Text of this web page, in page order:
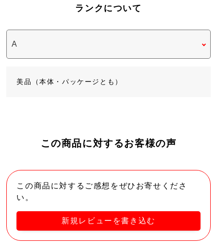
ランクについて
美品（本体・パッケージとも）
この商品に対するお客様の声
この商品に対するご感想をぜひお寄せくださ
い。
新規レビューを書き込む